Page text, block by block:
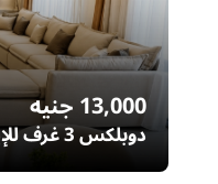
13,000جنيه
دوبلكس
– التجمع الخامس